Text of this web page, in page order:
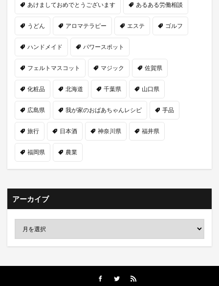
あけましておめでとうございます あるある労働相談
うどん アロマテラピー エステ ゴルフ
ハンドメイド パワースポット
フェルトマスコット マジック 佐賀県
化粧品 北海道 千葉県 山口県
広島県 我が家のおばあちゃんレシピ 手品
旅行 日本酒 神奈川県 福井県
福岡県 農業
アーカイブ